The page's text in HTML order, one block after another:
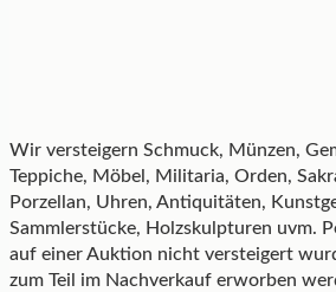
Wir versteigern Schmuck, Münzen,
Teppiche, Möbel, Militaria, Orden,
Porzellan, Uhren, Antiquitäten,
Sammlerstücke, Holzskulpturen uvm.
auf einer Auktion nicht versteigert
zum Teil im Nachverkauf erworben